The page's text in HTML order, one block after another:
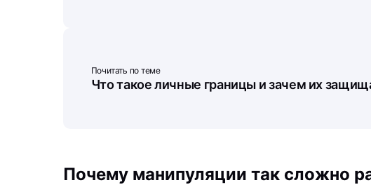
Почитать по теме
Что такое личные границы и зачем их
Почему манипуляции так сложно